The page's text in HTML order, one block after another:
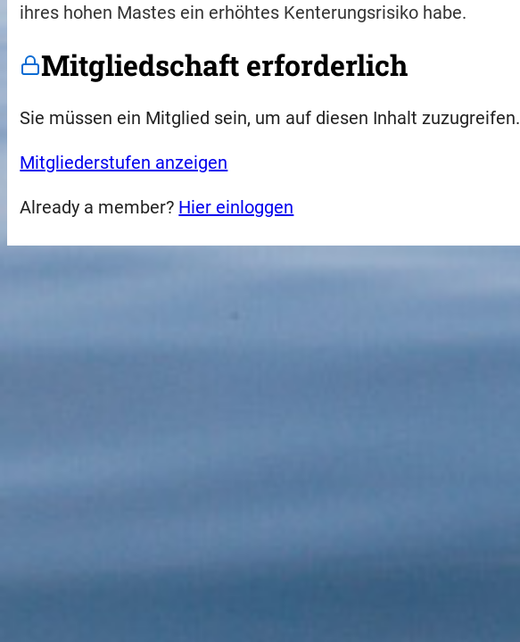
ihres hohen Mastes ein erhöhtes Kenterungsrisiko habe.
Mitgliedschaft erforderlich
Sie müssen ein Mitglied sein, um auf diesen Inhalt zuzugreifen.
Mitgliederstufen anzeigen
Already a member? Hier einloggen